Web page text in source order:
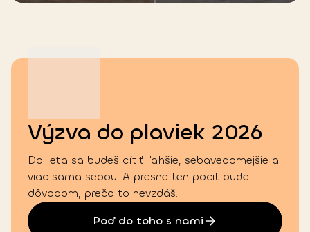
Výzva do plaviek 2026
Do leta sa budeš cítiť ľahšie, sebavedomejšie a
viac sama sebou. A presne ten pocit bude
dôvodom, prečo to nevzdáš.
Poď do toho s nami